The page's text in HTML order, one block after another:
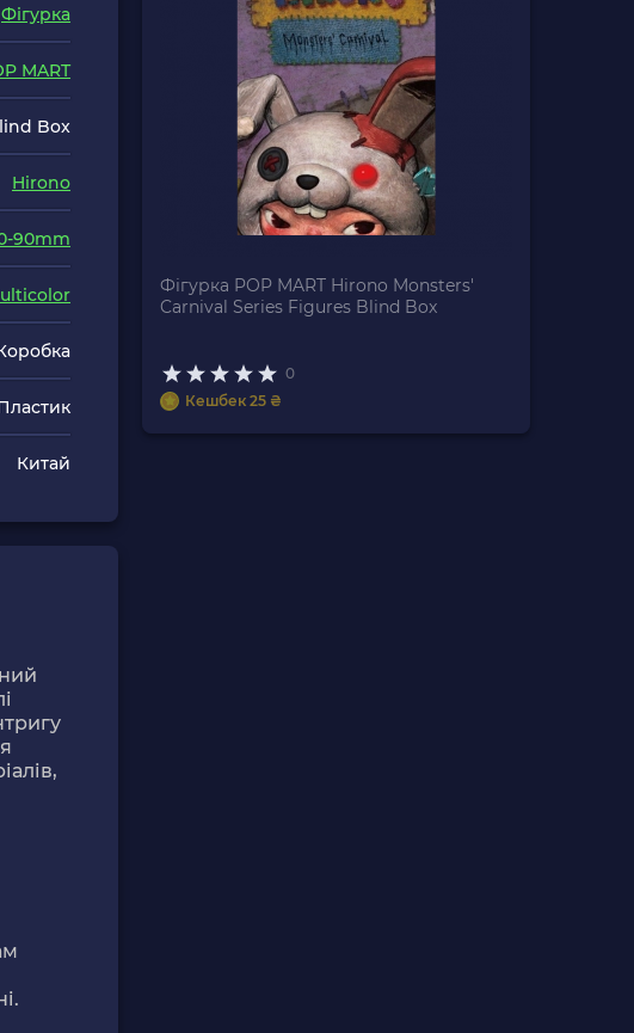
Фігурка
MART
Box
Hirono
90mm
Китай
Фігурка POP MART Hirono Monsters'
Carnival Series Figures Blind Box
0
Кешбек 25 ₴